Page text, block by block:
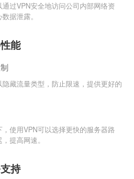
过VPN安全地访问公司内部网络资
据泄露。
能
隐藏流量类型，防止限速，提供更好的
使用VPN可以选择更快的服务器路
提高网速。
持